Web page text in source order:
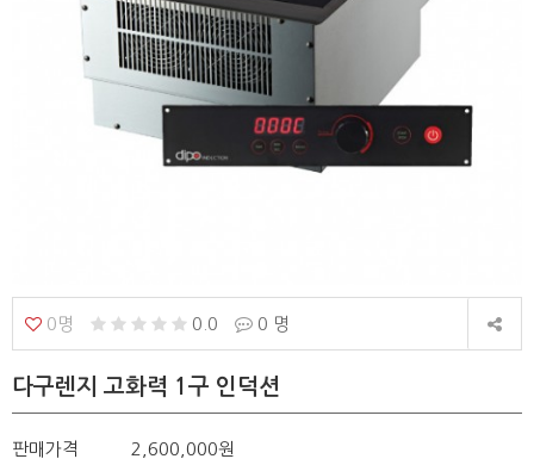
0명 0.0 0 명
다구렌지 고화력 1구 인덕션
판매가격 2,600,000원